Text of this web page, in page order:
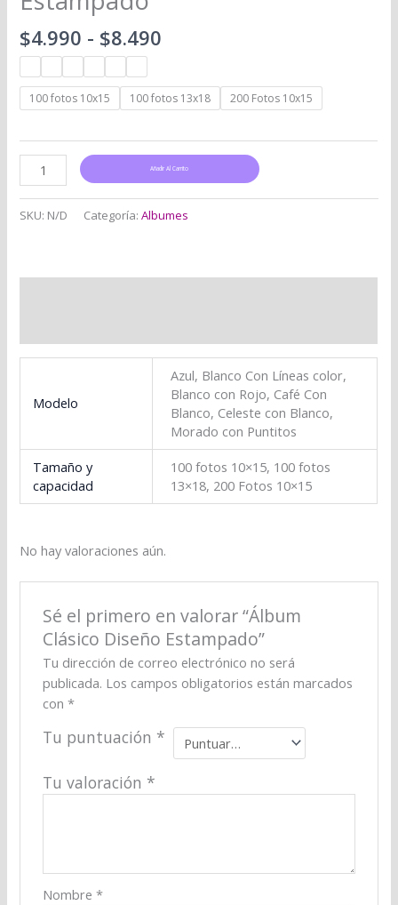
$4.990 - $8.490
100 fotos 10x15 100 fotos 13x18 200 Fotos 10x15
Añadir Al Carrito
SKU: N/D Categoría:Albumes
Modelo
Azul, Blanco Con Líneas color,
Blanco con Rojo, Café Con
Blanco, Celeste con Blanco,
Morado con Puntitos
Tamaño y
capacidad
100 fotos 10×15, 100 fotos
13×18, 200 Fotos 10×15
No hay valoraciones aún.
Sé el primero en valorar “Álbum
Clásico Diseño Estampado”
Tu dirección de correo electrónico no será
publicada. Los campos obligatorios están marcados
con *
Tu puntuación *
Tu valoración *
Nombre *